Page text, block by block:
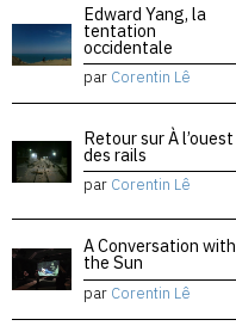
Edward Yang, la
tentation
occidentale
par Corentin Lê
Retour sur À l’ouest
des rails
par Corentin Lê
A Conversation with
the Sun
par Corentin Lê